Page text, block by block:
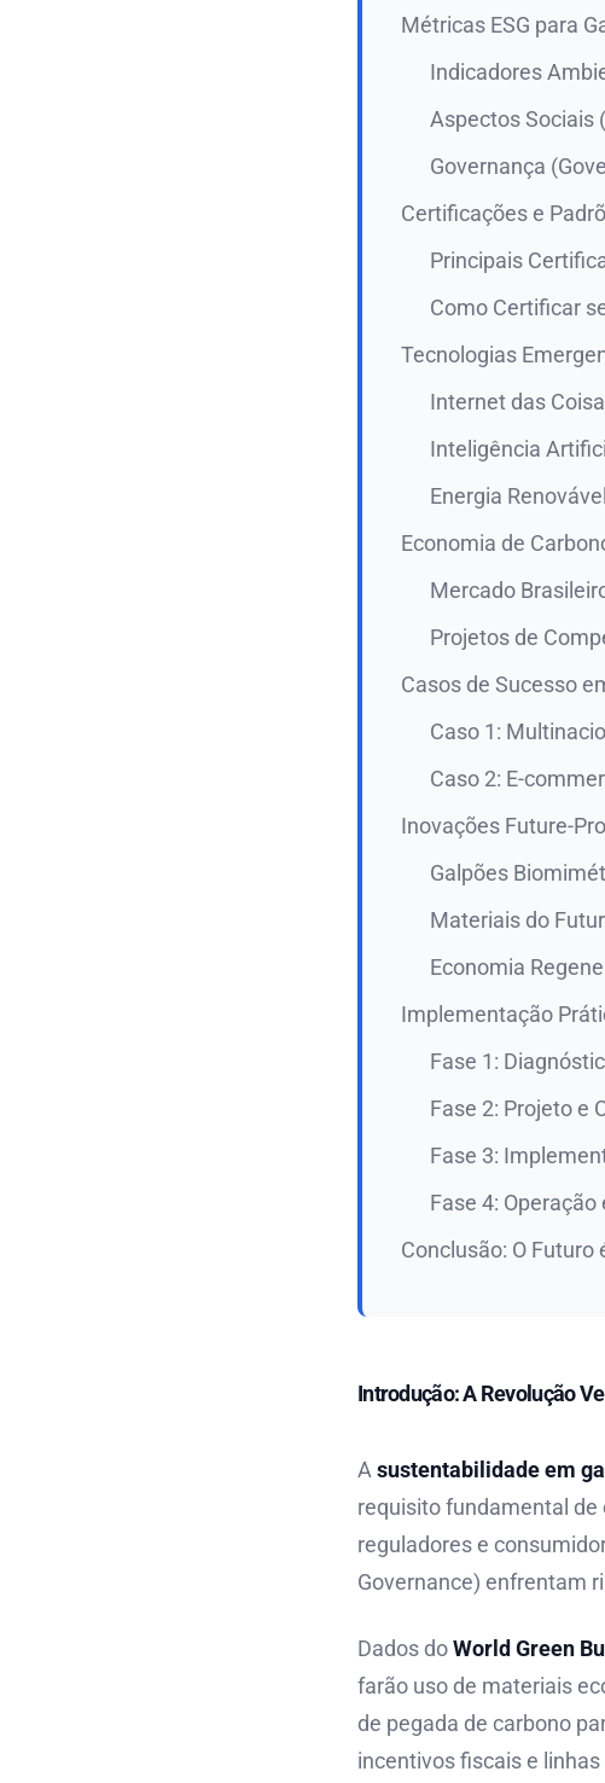
Métricas ESG para
Indicadores
Aspectos Sociais
Governança
Certificações e
Principais
Como Certificar
Tecnologias
Internet das
Inteligência
Energia
Economia de
Mercado
Projetos de
Casos de Sucesso
Caso 1:
Caso 2: E-
Inovações Future-
Galpões
Materiais do
Economia
Implementação
Fase 1:
Fase 2: Projeto e
Fase 3:
Fase 4:
Conclusão: O Futuro
Introdução: A Revolução
A sustentabilidade em
requisito fundamental de
reguladores e
Governance) enfrentam
Dados doWorld Green
farão uso de materiais
de pegada de carbono
incentivos fiscais e